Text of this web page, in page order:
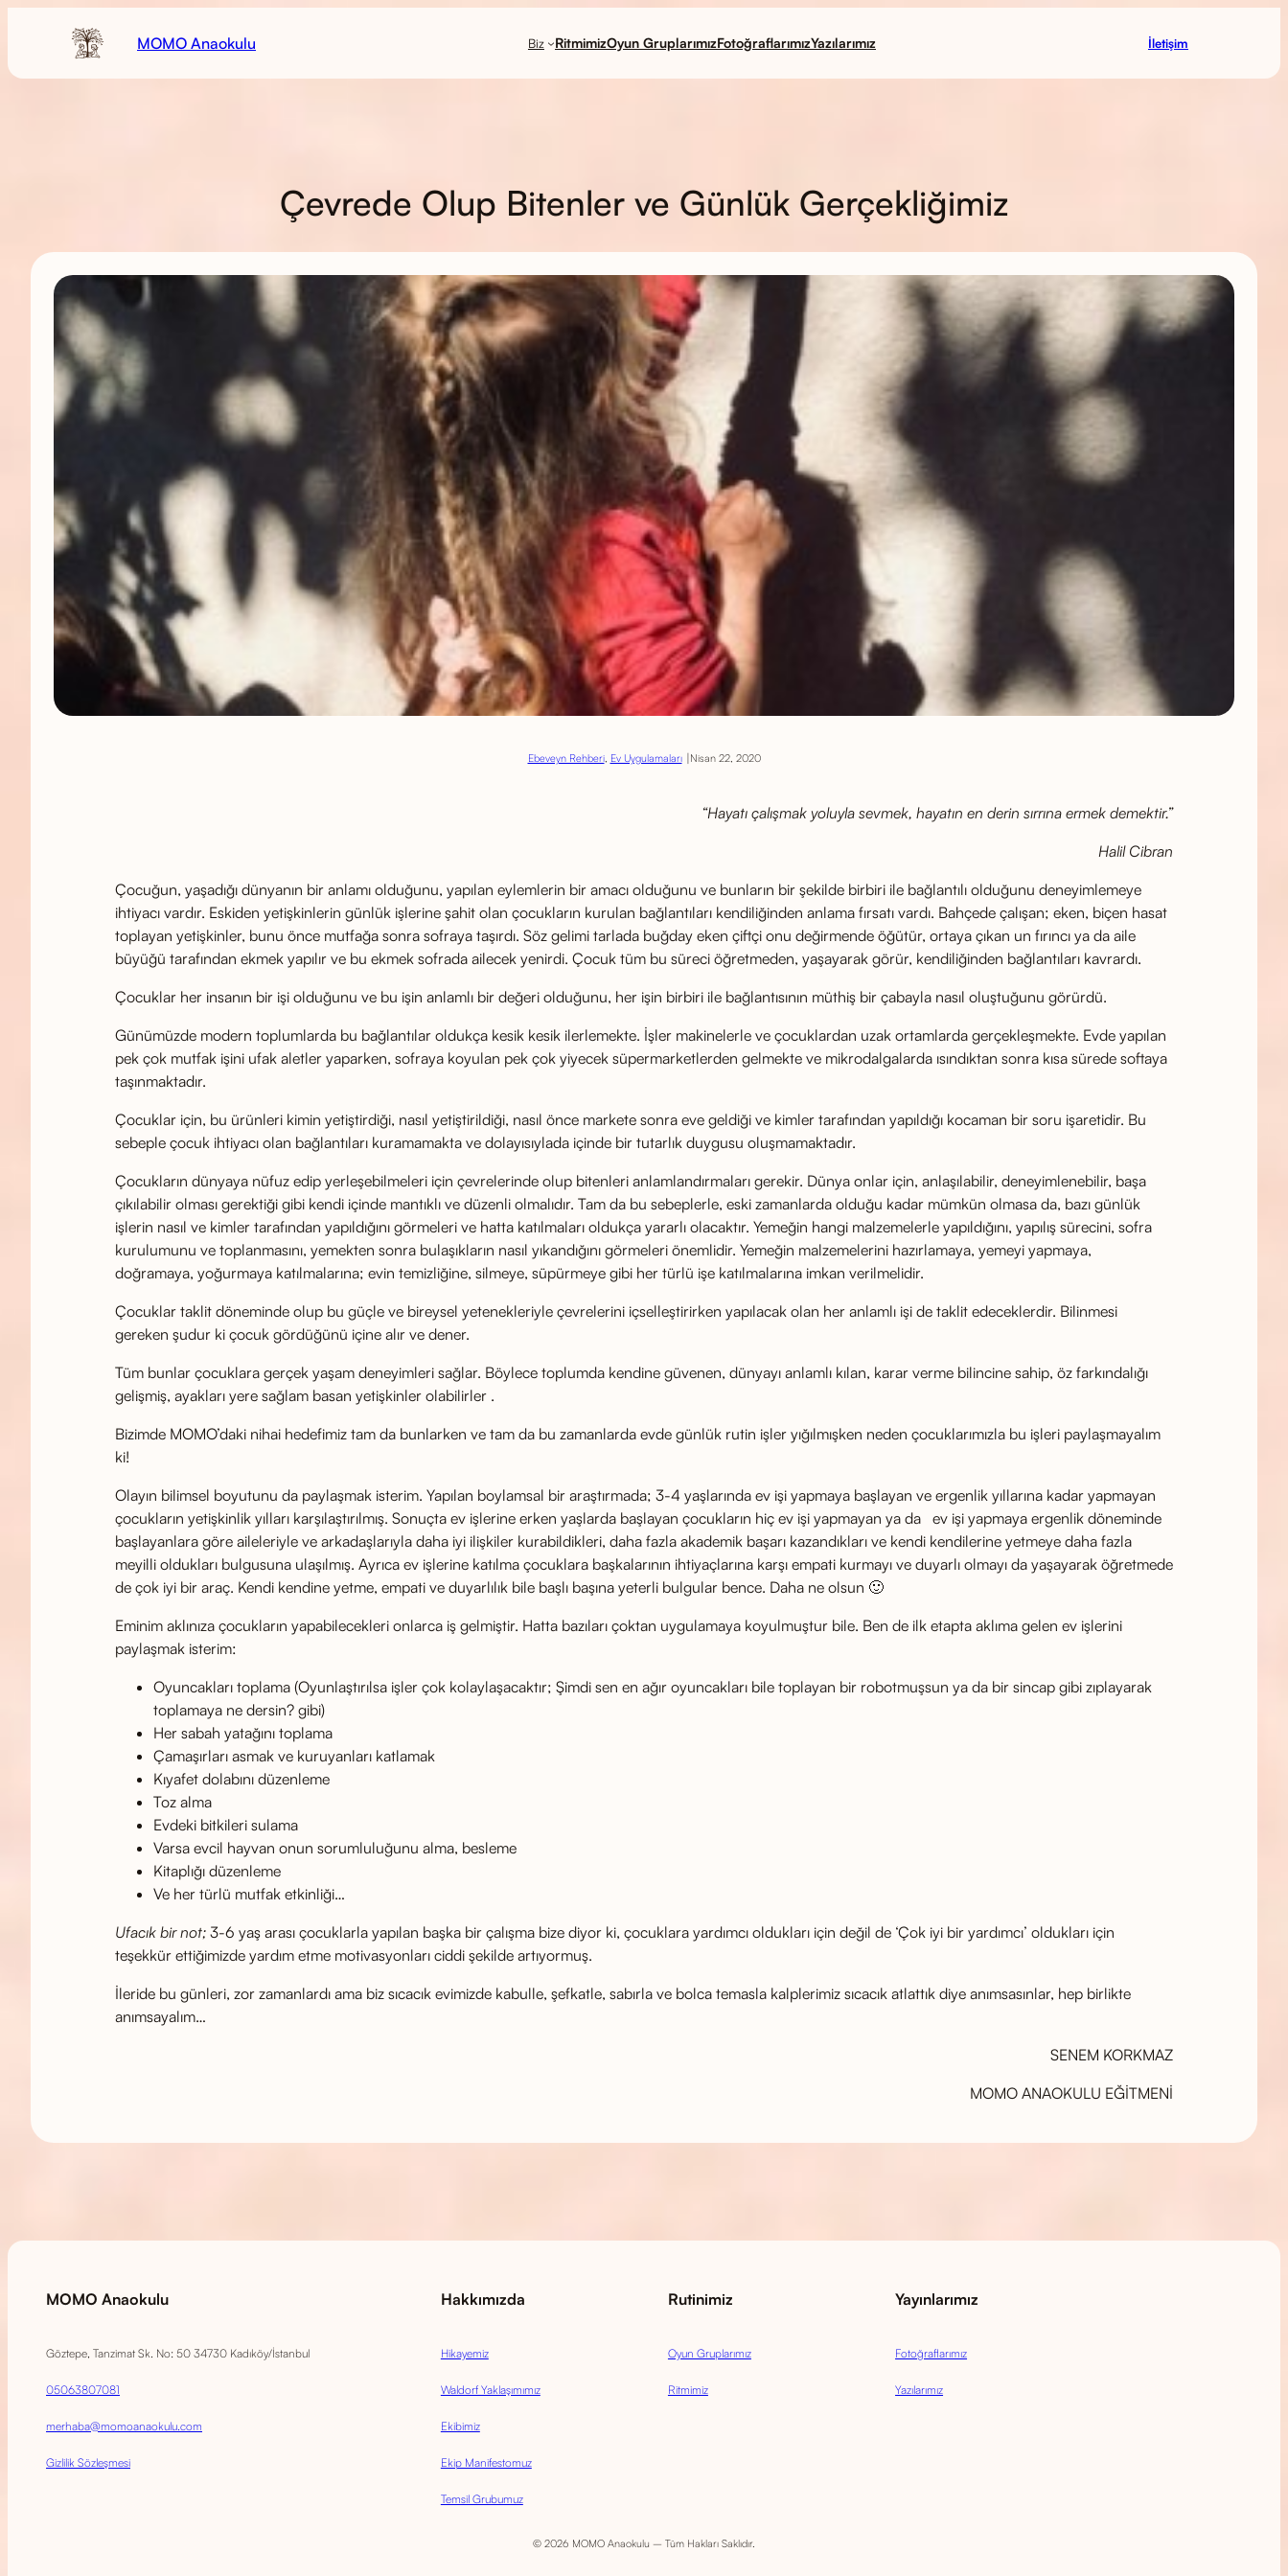
MOMO Anaokulu Biz RitmimizOyun GruplarımızFotoğraflarımızYazılarımız İletişim
Çevrede Olup Bitenler ve Günlük Gerçekliğimiz
Ebeveyn Rehberi, Ev Uygulamaları|Nisan 22, 2020
“Hayatı çalışmak yoluyla sevmek, hayatın en derin sırrına ermek demektir.”
Halil Cibran
Çocuğun, yaşadığı dünyanın bir anlamı olduğunu, yapılan eylemlerin bir amacı olduğunu ve bunların bir şekilde birbiri ile bağlantılı olduğunu deneyimlemeye
ihtiyacı vardır. Eskiden yetişkinlerin günlük işlerine şahit olan çocukların kurulan bağlantıları kendiliğinden anlama fırsatı vardı. Bahçede çalışan; eken, biçen hasat
toplayan yetişkinler, bunu önce mutfağa sonra sofraya taşırdı. Söz gelimi tarlada buğday eken çiftçi onu değirmende öğütür, ortaya çıkan un fırıncı ya da aile
büyüğü tarafından ekmek yapılır ve bu ekmek sofrada ailecek yenirdi. Çocuk tüm bu süreci öğretmeden, yaşayarak görür, kendiliğinden bağlantıları kavrardı.
Çocuklar her insanın bir işi olduğunu ve bu işin anlamlı bir değeri olduğunu, her işin birbiri ile bağlantısının müthiş bir çabayla nasıl oluştuğunu görürdü.
Günümüzde modern toplumlarda bu bağlantılar oldukça kesik kesik ilerlemekte. İşler makinelerle ve çocuklardan uzak ortamlarda gerçekleşmekte. Evde yapılan
pek çok mutfak işini ufak aletler yaparken, sofraya koyulan pek çok yiyecek süpermarketlerden gelmekte ve mikrodalgalarda ısındıktan sonra kısa sürede softaya
taşınmaktadır.
Çocuklar için, bu ürünleri kimin yetiştirdiği, nasıl yetiştirildiği, nasıl önce markete sonra eve geldiği ve kimler tarafından yapıldığı kocaman bir soru işaretidir. Bu
sebeple çocuk ihtiyacı olan bağlantıları kuramamakta ve dolayısıylada içinde bir tutarlık duygusu oluşmamaktadır.
Çocukların dünyaya nüfuz edip yerleşebilmeleri için çevrelerinde olup bitenleri anlamlandırmaları gerekir. Dünya onlar için, anlaşılabilir, deneyimlenebilir, başa
çıkılabilir olması gerektiği gibi kendi içinde mantıklı ve düzenli olmalıdır. Tam da bu sebeplerle, eski zamanlarda olduğu kadar mümkün olmasa da, bazı günlük
işlerin nasıl ve kimler tarafından yapıldığını görmeleri ve hatta katılmaları oldukça yararlı olacaktır. Yemeğin hangi malzemelerle yapıldığını, yapılış sürecini, sofra
kurulumunu ve toplanmasını, yemekten sonra bulaşıkların nasıl yıkandığını görmeleri önemlidir. Yemeğin malzemelerini hazırlamaya, yemeyi yapmaya,
doğramaya, yoğurmaya katılmalarına; evin temizliğine, silmeye, süpürmeye gibi her türlü işe katılmalarına imkan verilmelidir.
Çocuklar taklit döneminde olup bu güçle ve bireysel yetenekleriyle çevrelerini içselleştirirken yapılacak olan her anlamlı işi de taklit edeceklerdir. Bilinmesi
gereken şudur ki çocuk gördüğünü içine alır ve dener.
Tüm bunlar çocuklara gerçek yaşam deneyimleri sağlar. Böylece toplumda kendine güvenen, dünyayı anlamlı kılan, karar verme bilincine sahip, öz farkındalığı
gelişmiş, ayakları yere sağlam basan yetişkinler olabilirler .
Bizimde MOMO’daki nihai hedefimiz tam da bunlarken ve tam da bu zamanlarda evde günlük rutin işler yığılmışken neden çocuklarımızla bu işleri paylaşmayalım
ki!
Olayın bilimsel boyutunu da paylaşmak isterim. Yapılan boylamsal bir araştırmada; 3-4 yaşlarında ev işi yapmaya başlayan ve ergenlik yıllarına kadar yapmayan
çocukların yetişkinlik yılları karşılaştırılmış. Sonuçta ev işlerine erken yaşlarda başlayan çocukların hiç ev işi yapmayan ya da ev işi yapmaya ergenlik döneminde
başlayanlara göre aileleriyle ve arkadaşlarıyla daha iyi ilişkiler kurabildikleri, daha fazla akademik başarı kazandıkları ve kendi kendilerine yetmeye daha fazla
meyilli oldukları bulgusuna ulaşılmış. Ayrıca ev işlerine katılma çocuklara başkalarının ihtiyaçlarına karşı empati kurmayı ve duyarlı olmayı da yaşayarak öğretmede
de çok iyi bir araç. Kendi kendine yetme, empati ve duyarlılık bile başlı başına yeterli bulgular bence. Daha ne olsun 🙂
Eminim aklınıza çocukların yapabilecekleri onlarca iş gelmiştir. Hatta bazıları çoktan uygulamaya koyulmuştur bile. Ben de ilk etapta aklıma gelen ev işlerini
paylaşmak isterim:
Oyuncakları toplama (Oyunlaştırılsa işler çok kolaylaşacaktır; Şimdi sen en ağır oyuncakları bile toplayan bir robotmuşsun ya da bir sincap gibi zıplayarak
toplamaya ne dersin? gibi)
Her sabah yatağını toplama
Çamaşırları asmak ve kuruyanları katlamak
Kıyafet dolabını düzenleme
Toz alma
Evdeki bitkileri sulama
Varsa evcil hayvan onun sorumluluğunu alma, besleme
Kitaplığı düzenleme
Ve her türlü mutfak etkinliği…
Ufacık bir not; 3-6 yaş arası çocuklarla yapılan başka bir çalışma bize diyor ki, çocuklara yardımcı oldukları için değil de ‘Çok iyi bir yardımcı’ oldukları için
teşekkür ettiğimizde yardım etme motivasyonları ciddi şekilde artıyormuş.
İleride bu günleri, zor zamanlardı ama biz sıcacık evimizde kabulle, şefkatle, sabırla ve bolca temasla kalplerimiz sıcacık atlattık diye anımsasınlar, hep birlikte
anımsayalım…
SENEM KORKMAZ
MOMO ANAOKULU EĞİTMENİ
MOMO Anaokulu
Göztepe, Tanzimat Sk. No: 50 34730 Kadıköy/İstanbul
05063807081
merhaba@momoanaokulu.com
Gizlilik Sözleşmesi
Hakkımızda
Hikayemiz
Waldorf Yaklaşımımız
Ekibimiz
Ekip Manifestomuz
Temsil Grubumuz
Rutinimiz
Oyun Gruplarımız
Ritmimiz
Yayınlarımız
Fotoğraflarımız
Yazılarımız
© 2026 MOMO Anaokulu – Tüm Hakları Saklıdır.